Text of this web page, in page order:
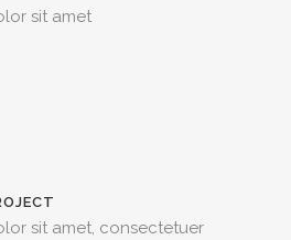
sit amet
sit amet, consectetuer